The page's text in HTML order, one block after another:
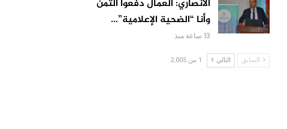
الأنصاري: العمال دفعوا الثمن
وأنا “الضحية الإعلامية”…
13 ساعة منذ
السابق التالي 1 من 2,005